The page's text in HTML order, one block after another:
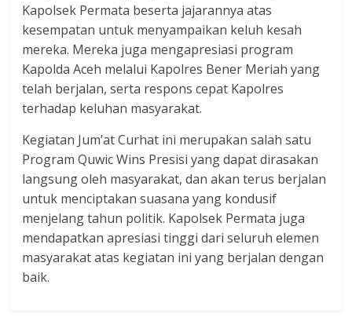
Kapolsek Permata beserta jajarannya atas
kesempatan untuk menyampaikan keluh kesah
mereka. Mereka juga mengapresiasi program
Kapolda Aceh melalui Kapolres Bener Meriah yang
telah berjalan, serta respons cepat Kapolres
terhadap keluhan masyarakat.
Kegiatan Jum’at Curhat ini merupakan salah satu
Program Quwic Wins Presisi yang dapat dirasakan
langsung oleh masyarakat, dan akan terus berjalan
untuk menciptakan suasana yang kondusif
menjelang tahun politik. Kapolsek Permata juga
mendapatkan apresiasi tinggi dari seluruh elemen
masyarakat atas kegiatan ini yang berjalan dengan
baik.